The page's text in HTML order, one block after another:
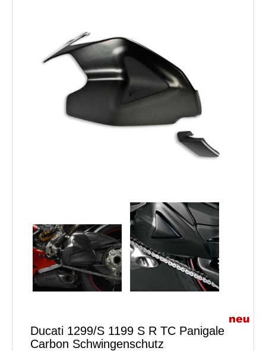
Ducati 1299/S 1199 S R TC Panigale
Carbon Schwingenschutz